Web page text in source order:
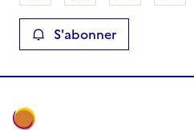
S'abonner